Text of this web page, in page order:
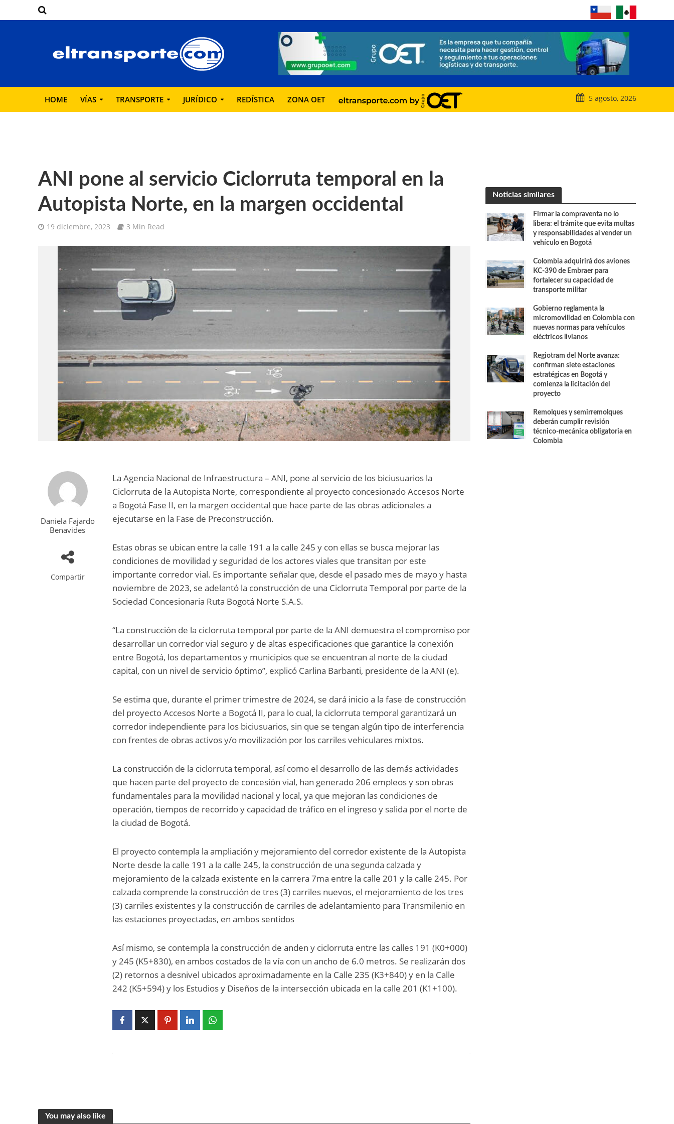
HOME VÍAS TRANSPORTE JURÍDICO REDÍSTICA ZONA OET 5 agosto, 2026
ANI pone al servicio Ciclorruta temporal en la
Autopista Norte, en la margen occidental
19 diciembre, 2023 3 Min Read
Daniela Fajardo
Benavides
Compartir
La Agencia Nacional de Infraestructura – ANI, pone al servicio de los biciusuarios la
Ciclorruta de la Autopista Norte, correspondiente al proyecto concesionado Accesos Norte
a Bogotá Fase II, en la margen occidental que hace parte de las obras adicionales a
ejecutarse en la Fase de Preconstrucción.
Estas obras se ubican entre la calle 191 a la calle 245 y con ellas se busca mejorar las
condiciones de movilidad y seguridad de los actores viales que transitan por este
importante corredor vial. Es importante señalar que, desde el pasado mes de mayo y hasta
noviembre de 2023, se adelantó la construcción de una Ciclorruta Temporal por parte de la
Sociedad Concesionaria Ruta Bogotá Norte S.A.S.
“La construcción de la ciclorruta temporal por parte de la ANI demuestra el compromiso por
desarrollar un corredor vial seguro y de altas especificaciones que garantice la conexión
entre Bogotá, los departamentos y municipios que se encuentran al norte de la ciudad
capital, con un nivel de servicio óptimo”, explicó Carlina Barbanti, presidente de la ANI (e).
Se estima que, durante el primer trimestre de 2024, se dará inicio a la fase de construcción
del proyecto Accesos Norte a Bogotá II, para lo cual, la ciclorruta temporal garantizará un
corredor independiente para los biciusuarios, sin que se tengan algún tipo de interferencia
con frentes de obras activos y/o movilización por los carriles vehiculares mixtos.
La construcción de la ciclorruta temporal, así como el desarrollo de las demás actividades
que hacen parte del proyecto de concesión vial, han generado 206 empleos y son obras
fundamentales para la movilidad nacional y local, ya que mejoran las condiciones de
operación, tiempos de recorrido y capacidad de tráfico en el ingreso y salida por el norte de
la ciudad de Bogotá.
El proyecto contempla la ampliación y mejoramiento del corredor existente de la Autopista
Norte desde la calle 191 a la calle 245, la construcción de una segunda calzada y
mejoramiento de la calzada existente en la carrera 7ma entre la calle 201 y la calle 245. Por
calzada comprende la construcción de tres (3) carriles nuevos, el mejoramiento de los tres
(3) carriles existentes y la construcción de carriles de adelantamiento para Transmilenio en
las estaciones proyectadas, en ambos sentidos
Así mismo, se contempla la construcción de anden y ciclorruta entre las calles 191 (K0+000)
y 245 (K5+830), en ambos costados de la vía con un ancho de 6.0 metros. Se realizarán dos
(2) retornos a desnivel ubicados aproximadamente en la Calle 235 (K3+840) y en la Calle
242 (K5+594) y los Estudios y Diseños de la intersección ubicada en la calle 201 (K1+100).
You may also like
Noticias similares
Firmar la compraventa no lo
libera: el trámite que evita multas
y responsabilidades al vender un
vehículo en Bogotá
Colombia adquirirá dos aviones
KC-390 de Embraer para
fortalecer su capacidad de
transporte militar
Gobierno reglamenta la
micromovilidad en Colombia con
nuevas normas para vehículos
eléctricos livianos
Regiotram del Norte avanza:
confirman siete estaciones
estratégicas en Bogotá y
comienza la licitación del
proyecto
Remolques y semirremolques
deberán cumplir revisión
técnico-mecánica obligatoria en
Colombia